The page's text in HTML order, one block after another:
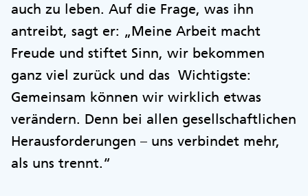
auch zu leben. Auf die Frage, was ihn
antreibt, sagt er: „Meine Arbeit macht
Freude und stiftet Sinn, wir bekommen
ganz viel zurück und das Wichtigste:
Gemeinsam können wir wirklich etwas
verändern. Denn bei allen gesellschaftlichen
Herausforderungen – uns verbindet mehr,
als uns trennt.“